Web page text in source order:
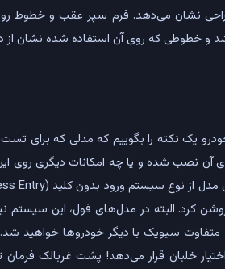
طراحی نشان می‌دهد. فرم سپر عقب و خطوط
و خطوطی که روی آن استفاده شده نشان
یک نکته را بگوییم که مدلی که برای
آن نصب شده و یا چه امکانات دیگری
روشن کرد. البته در مدل‌های فول، این
متفاوت سیویک با دیگر خودروها خواهید
خلبان قرار می‌دهد! پشت غربالک فرمان